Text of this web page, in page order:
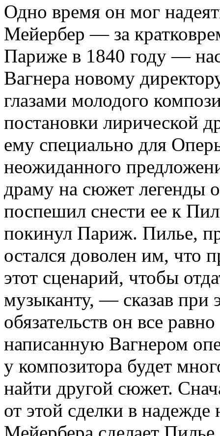
Одно время он мог
Мейербер — за
Париже в 1840 году —
Вагнера новому
глазами молодого
постановки лирической
ему специально для
неожиданного
драму на сюжет легенды
поспешил снести ее к
покинул Париж. Пилье,
остался доволен им, что
этот сценарий, чтобы
музыканту, — сказав при
обязательств он все
написанную Вагнером
у композитора будет
найти другой сюжет.
от этой сделки в надежде